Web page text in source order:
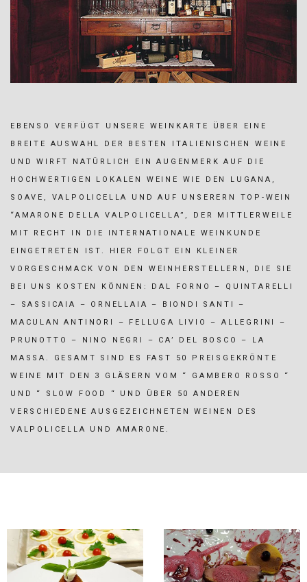
EBENSO VERFÜGT UNSERE WEINKARTE ÜBER EINE
BREITE AUSWAHL DER BESTEN ITALIENISCHEN WEINE
UND WIRFT NATÜRLICH EIN AUGENMERK AUF DIE
HOCHWERTIGEN LOKALEN WEINE WIE DEN LUGANA,
SOAVE, VALPOLICELLA UND AUF UNSERERN TOP-WEIN
“AMARONE DELLA VALPOLICELLA”, DER MITTLERWEILE
MIT RECHT IN DIE INTERNATIONALE WEINKUNDE
EINGETRETEN IST. HIER FOLGT EIN KLEINER
VORGESCHMACK VON DEN WEINHERSTELLERN, DIE SIE
BEI UNS KOSTEN KÖNNEN: DAL FORNO – QUINTARELLI
– SASSICAIA – ORNELLAIA – BIONDI SANTI –
MACULAN ANTINORI – FELLUGA LIVIO – ALLEGRINI –
PRUNOTTO – NINO NEGRI – CA’ DEL BOSCO – LA
MASSA. GESAMT SIND ES FAST 50 PREISGEKRÖNTE
WEINE MIT DEN 3 GLÄSERN VOM “ GAMBERO ROSSO “
UND “ SLOW FOOD “ UND ÜBER 50 ANDEREN
VERSCHIEDENE AUSGEZEICHNETEN WEINEN DES
VALPOLICELLA UND AMARONE.